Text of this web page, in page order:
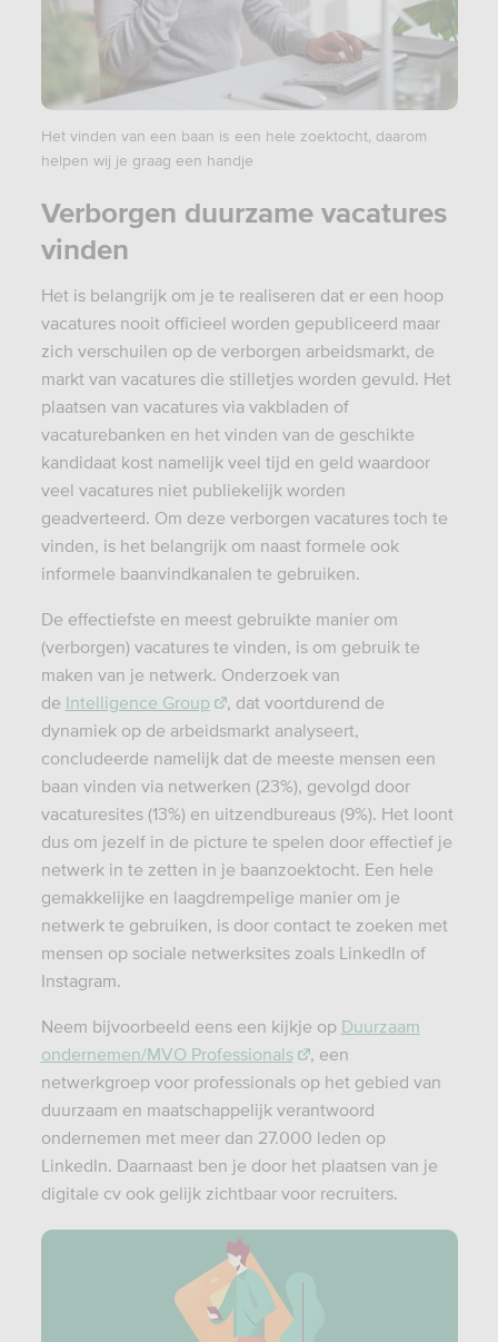
Het vinden van een baan is een hele zoektocht, daarom
helpen wij je graag een handje
Verborgen duurzame vacatures
vinden
Het is belangrijk om je te realiseren dat er een hoop
vacatures nooit officieel worden gepubliceerd maar
zich verschuilen op de verborgen arbeidsmarkt, de
markt van vacatures die stilletjes worden gevuld. Het
plaatsen van vacatures via vakbladen of
vacaturebanken en het vinden van de geschikte
kandidaat kost namelijk veel tijd en geld waardoor
veel vacatures niet publiekelijk worden
geadverteerd. Om deze verborgen vacatures toch te
vinden, is het belangrijk om naast formele ook
informele baanvindkanalen te gebruiken.
De effectiefste en meest gebruikte manier om
(verborgen) vacatures te vinden, is om gebruik te
maken van je netwerk. Onderzoek van
de Intelligence Group
, dat voortdurend de
dynamiek op de arbeidsmarkt analyseert,
concludeerde namelijk dat de meeste mensen een
baan vinden via netwerken (23%), gevolgd door
vacaturesites (13%) en uitzendbureaus (9%). Het loont
dus om jezelf in de picture te spelen door effectief je
netwerk in te zetten in je baanzoektocht. Een hele
gemakkelijke en laagdrempelige manier om je
netwerk te gebruiken, is door contact te zoeken met
mensen op sociale netwerksites zoals LinkedIn of
Instagram.
Neem bijvoorbeeld eens een kijkje op Duurzaam
ondernemen/MVO Professionals
, een
netwerkgroep voor professionals op het gebied van
duurzaam en maatschappelijk verantwoord
ondernemen met meer dan 27.000 leden op
LinkedIn. Daarnaast ben je door het plaatsen van je
digitale cv ook gelijk zichtbaar voor recruiters.